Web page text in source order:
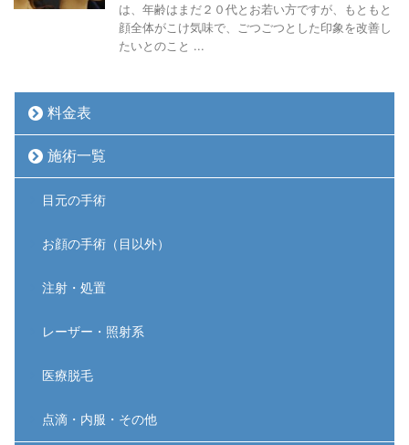
は、年齢はまだ２０代とお若い方ですが、もともと
顔全体がこけ気味で、ごつごつとした印象を改善し
たいとのこと ...
料金表
施術一覧
目元の手術
お顔の手術（目以外）
注射・処置
レーザー・照射系
医療脱毛
点滴・内服・その他